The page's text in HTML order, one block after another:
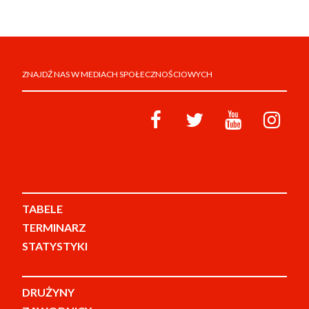
ZNAJDŹ NAS W MEDIACH SPOŁECZNOŚCIOWYCH
TABELE
TERMINARZ
STATYSTYKI
DRUŻYNY